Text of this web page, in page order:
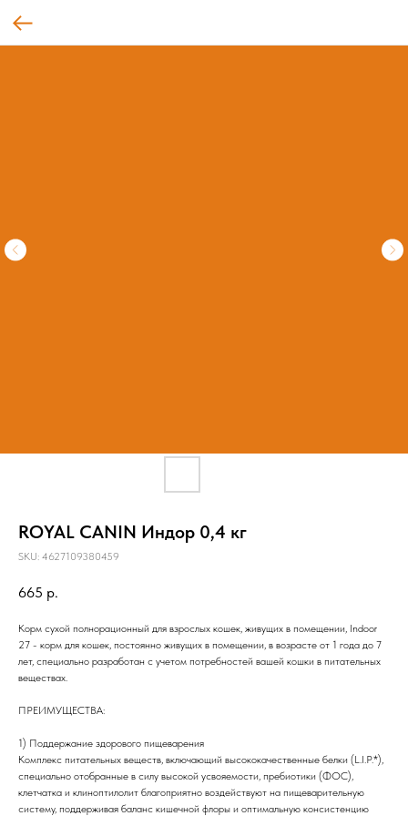
ROYAL CANIN Индор 0,4 кг
SKU: 4627109380459
665 р.
Корм сухой полнорационный для взрослых кошек, живущих в помещении, Indoor
27 - корм для кошек, постоянно живущих в помещении, в возрасте от 1 года до 7
лет, специально разработан с учетом потребностей вашей кошки в питательных
веществах.
ПРЕИМУЩЕСТВА:
1) Поддержание здорового пищеварения
Комплекс питательных веществ, включающий высококачественные белки (L.I.P.*),
специально отобранные в силу высокой усвояемости, пребиотики (ФОС),
клетчатка и клиноптилолит благоприятно воздействуют на пищеварительную
систему, поддерживая баланс кишечной флоры и оптимальную консистенцию